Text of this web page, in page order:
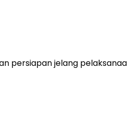
persiapan jelang